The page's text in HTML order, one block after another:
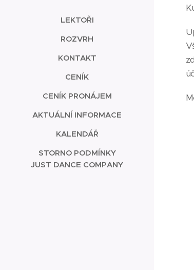
LEKTOŘI
ROZVRH
KONTAKT
CENÍK
CENÍK PRONÁJEM
AKTUÁLNÍ INFORMACE
KALENDÁŘ
STORNO PODMÍNKY
JUST DANCE COMPANY